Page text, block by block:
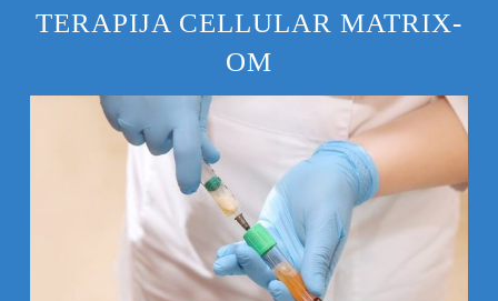
TERAPIJA CELLULAR MATRIX-
OM